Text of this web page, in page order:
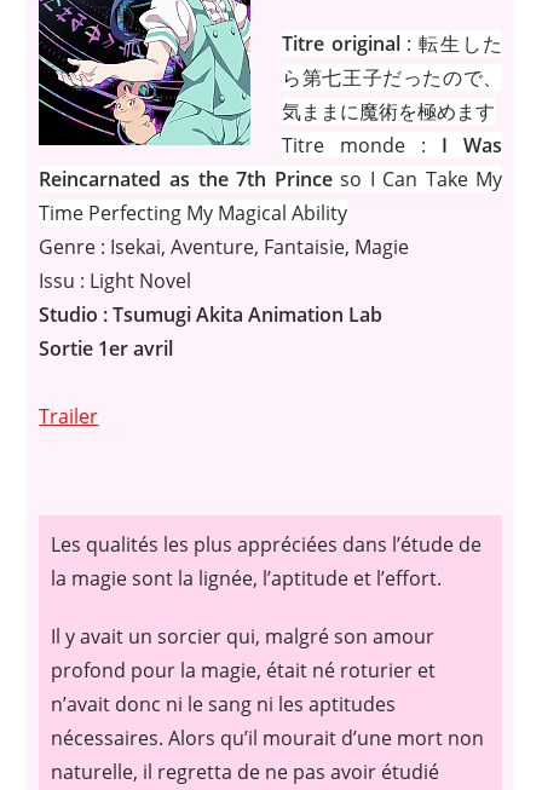
Titre original: 転生した
ら第七王子だったので、
気ままに魔術を極めます
Titre monde : I Was
Reincarnated as the 7th Princeso I Can Take My
Time Perfecting My Magical Ability
Genre : Isekai, Aventure, Fantaisie, Magie
Issu : Light Novel
Studio : Tsumugi Akita Animation Lab
Sortie 1er avril
Trailer
Les qualités les plus appréciées dans l’étude de
la magie sont la lignée, l’aptitude et l’effort.
Il y avait un sorcier qui, malgré son amour
profond pour la magie, était né roturier et
n’avait donc ni le sang ni les aptitudes
nécessaires.Alors qu’il mourait d’une mort non
naturelle, il regretta de ne pas avoir étudié